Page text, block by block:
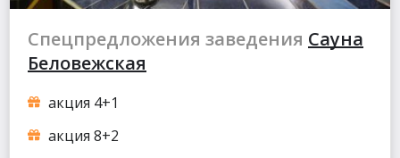
Спецпредложения заведения Сауна
Беловежская
акция 4+1
акция 8+2